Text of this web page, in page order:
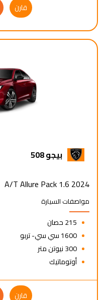
قارن
بيجو 508
2024 1.6 A/T Allure Pack
مواصفات السيارة
215 حصان
1600 سي سي- تربو
300 نيوتن متر
أوتوماتيك
قارن